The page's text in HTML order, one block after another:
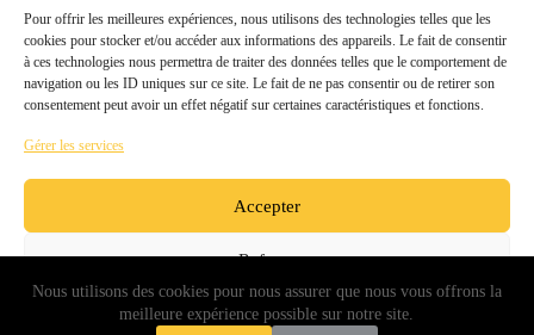
Pour offrir les meilleures expériences, nous utilisons des technologies telles que les
cookies pour stocker et/ou accéder aux informations des appareils. Le fait de consentir
à ces technologies nous permettra de traiter des données telles que le comportement de
navigation ou les ID uniques sur ce site. Le fait de ne pas consentir ou de retirer son
consentement peut avoir un effet négatif sur certaines caractéristiques et fonctions.
Gérer les services
Accepter
Refuser
Voir les préférences
Nous utilisons des cookies pour nous assurer que nous vous offrons la
meilleure expérience possible sur notre site.
Copyright © 2026 - ALL PARTS FRANCE SAS